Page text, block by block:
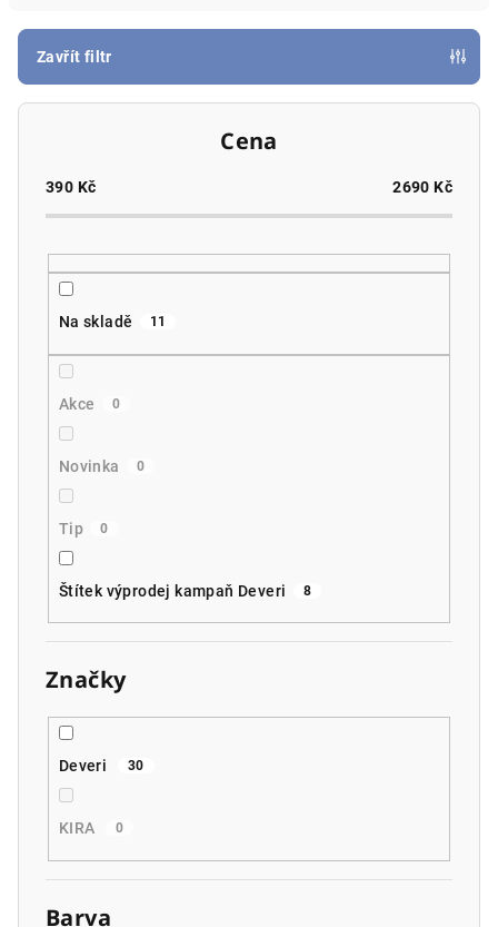
r
o
Zavřít filtr
Cena
390 Kč 2690 Kč
Na skladě 11
Akce 0
Novinka 0
Tip 0
Štítek výprodej kampaň Deveri 8
Značky
Deveri 30
KIRA 0
Barva